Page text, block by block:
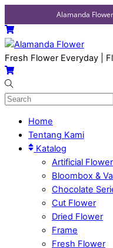
Alamanda
Skip
to
content
Menu
Cart
Fresh Flower Everyday |
Cart
Home
Tentang Kami
Katalog
Artificial Flower
Bloombox &
Chocolate
Cut Flower
Dried Flower
Frame
Fresh Flower